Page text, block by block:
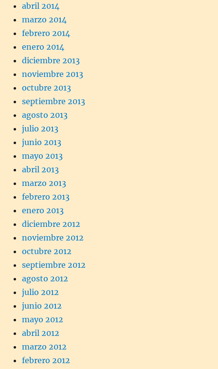
abril 2014
marzo 2014
febrero 2014
enero 2014
diciembre 2013
noviembre 2013
octubre 2013
septiembre 2013
agosto 2013
julio 2013
junio 2013
mayo 2013
abril 2013
marzo 2013
febrero 2013
enero 2013
diciembre 2012
noviembre 2012
octubre 2012
septiembre 2012
agosto 2012
julio 2012
junio 2012
mayo 2012
abril 2012
marzo 2012
febrero 2012